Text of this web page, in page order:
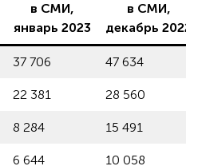
в СМИ,
январь 2023
в СМИ,
декабрь 2022
37 706 47 634
22 381 28 560
8 284 15 491
6 644 10 058